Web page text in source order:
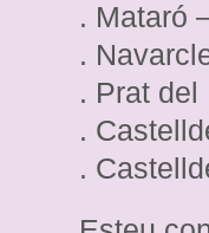
. Mataró
.
. Prat del
.
.